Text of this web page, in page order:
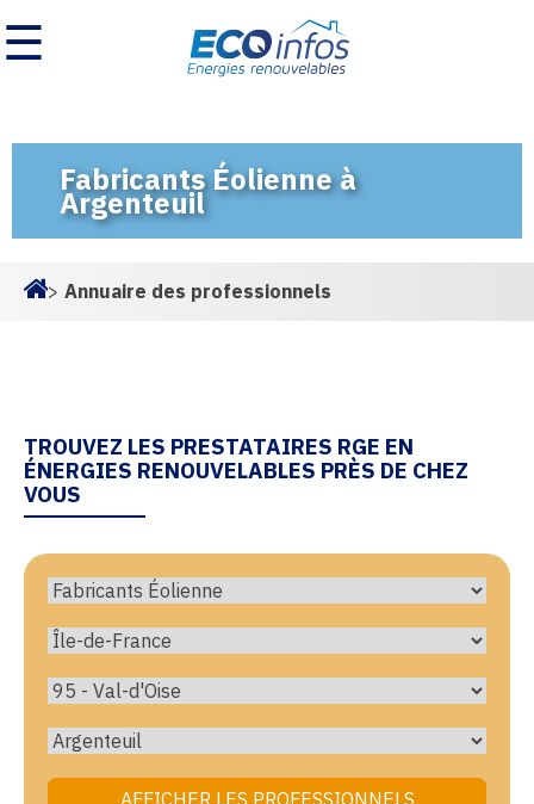
☰
Fabricants Éolienne à
Argenteuil
> Annuaire des professionnels
TROUVEZ LES PRESTATAIRES RGE EN
ÉNERGIES RENOUVELABLES PRÈS DE CHEZ
VOUS